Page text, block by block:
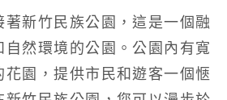
著新竹民族公園，這是一個融
自然環境的公園。公園內有寬
花園，提供市民和遊客一個愜